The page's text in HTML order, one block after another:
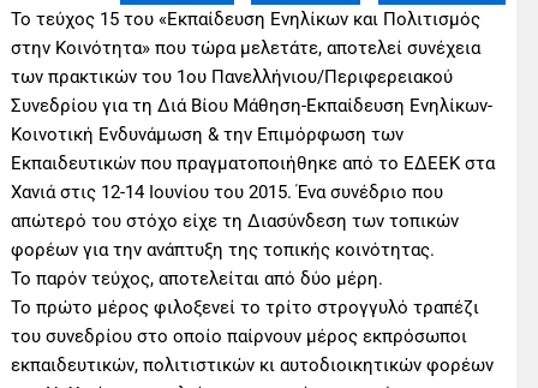
To τεύχος 15 του «Εκπαίδευση Ενηλίκων και Πολιτισμός
στην Κοινότητα» που τώρα μελετάτε, αποτελεί συνέχεια
των πρακτικών του 1ου Πανελλήνιου/Περιφερειακού
Συνεδρίου για τη Διά Βίου Μάθηση-Εκπαίδευση Ενηλίκων-
Κοινοτική Ενδυνάμωση & την Επιμόρφωση των
Εκπαιδευτικών που πραγματοποιήθηκε από το ΕΔΕΕΚ στα
Χανιά στις 12-14 Ιουνίου του 2015. Ένα συνέδριο που
απώτερό του στόχο είχε τη Διασύνδεση των τοπικών
φορέων για την ανάπτυξη της τοπικής κοινότητας.
Το παρόν τεύχος, αποτελείται από δύο μέρη.
Το πρώτο μέρος φιλοξενεί το τρίτο στρογγυλό τραπέζι
του συνεδρίου στο οποίο παίρνουν μέρος εκπρόσωποι
εκπαιδευτικών, πολιτιστικών κι αυτοδιοικητικών φορέων